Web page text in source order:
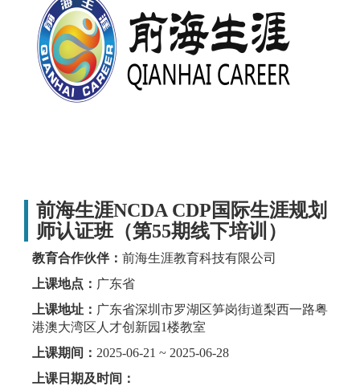
前海生涯NCDA CDP国际生涯规划
师认证班（第55期线下培训）
教育合作伙伴： 前海生涯教育科技有限公司
上课地点： 广东省
上课地址： 广东省深圳市罗湖区笋岗街道梨西一路粤
港澳大湾区人才创新园1楼教室
上课期间： 2025-06-21 ~ 2025-06-28
上课日期及时间：